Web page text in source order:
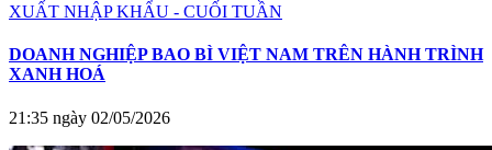
XUẤT NHẬP KHẨU - CUỐI TUẦN
DOANH NGHIỆP BAO BÌ VIỆT NAM TRÊN HÀNH TRÌNH
XANH HOÁ
21:35 ngày 02/05/2026